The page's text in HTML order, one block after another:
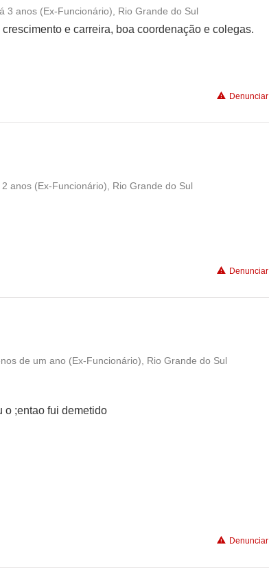
Conciliação com a vida familiar
3 anos (Ex-Funcionário), Rio Grande do Sul
e carreira, boa coordenação e colegas.
Denunciar
anos (Ex-Funcionário), Rio Grande do Sul
Denunciar
Benefícios
de um ano (Ex-Funcionário), Rio Grande do Sul
o ;entao fui demetido
Denunciar